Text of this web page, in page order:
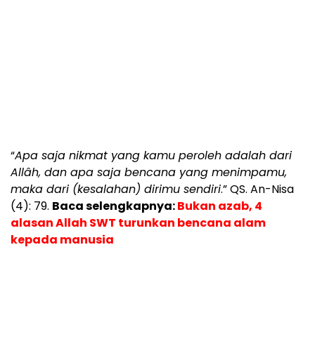
“Apa saja nikmat yang kamu peroleh adalah dari
Allâh, dan apa saja bencana yang menimpamu,
maka dari (kesalahan) dirimu sendiri.” QS. An-Nisa
(4): 79. Baca selengkapnya:Bukan azab, 4
alasan Allah SWT turunkan bencana alam
kepada manusia